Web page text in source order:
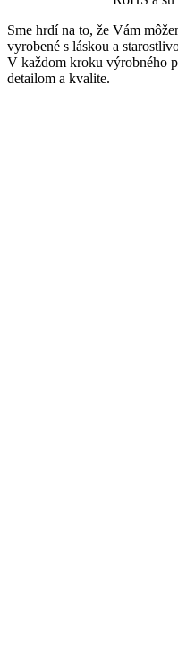
Sme hrdí na to, že Vám
vyrobené s láskou a
V každom kroku výrobného
detailom a kvalite.